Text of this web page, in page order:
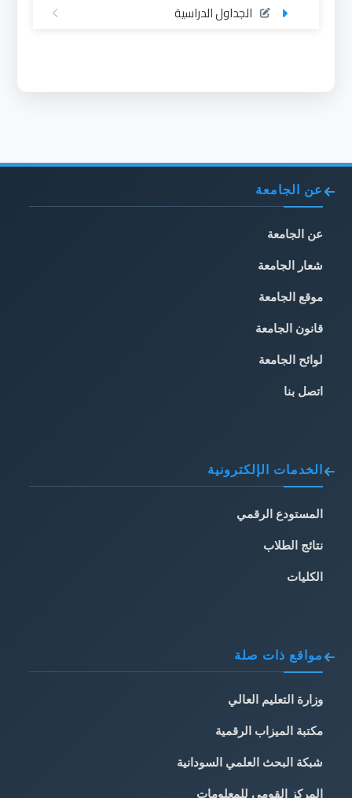
الجداول الدراسية
عن الجامعة
عن الجامعة
شعار الجامعة
موقع الجامعة
قانون الجامعة
لوائح الجامعة
اتصل بنا
الخدمات الإلكترونية
المستودع الرقمي
نتائج الطلاب
الكليات
مواقع ذات صلة
وزارة التعليم العالي
مكتبة الميزاب الرقمية
شبكة البحث العلمي السودانية
المركز القومي للمعلومات